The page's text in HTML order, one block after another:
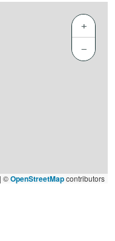
+
−
| ©OpenStreetMapcontributors